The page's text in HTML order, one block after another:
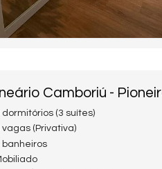
Camboriú -
dormitórios (3 suítes)
vagas (Privativa)
banheiros